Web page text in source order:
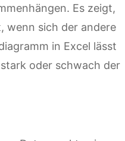
Es zeigt,
wenn sich der andere
in Excel lässt
oder schwach der